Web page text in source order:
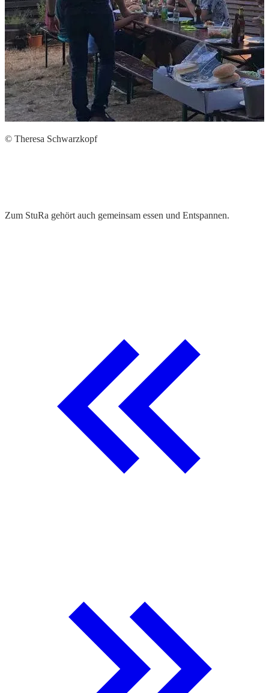
© Theresa Schwarzkopf
Zum StuRa gehört auch gemeinsam essen und Entspannen.